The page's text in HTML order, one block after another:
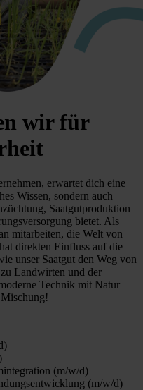
wir für
erwartet dich eine
Wissen, sondern auch
Saatgutproduktion
bietet. Als
mitarbeiten, die Welt von
direkten Einfluss auf die
unser Saatgut den Weg von
Landwirten und der
Technik mit Natur
(m/w/d)
(m/w/d)